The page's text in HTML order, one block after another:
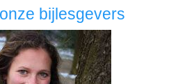
bijlesgevers